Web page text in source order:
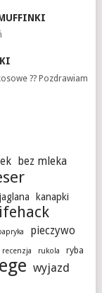
?? Pozdrawiam
bez mleka
jaglana kanapki
pieczywo
recenzja rukola ryba
wyjazd